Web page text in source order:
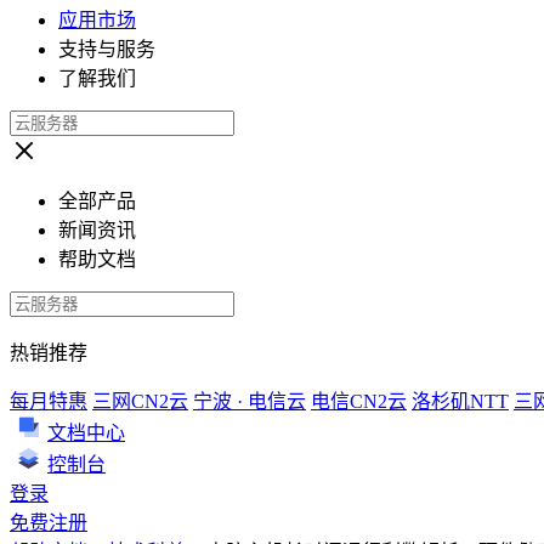
应用市场
支持与服务
了解我们
全部产品
新闻资讯
帮助文档
热销推荐
每月特惠 三网CN2云 宁波 · 电信云 电信CN2云 洛杉矶NTT 三
文档中心
控制台
登录
免费注册